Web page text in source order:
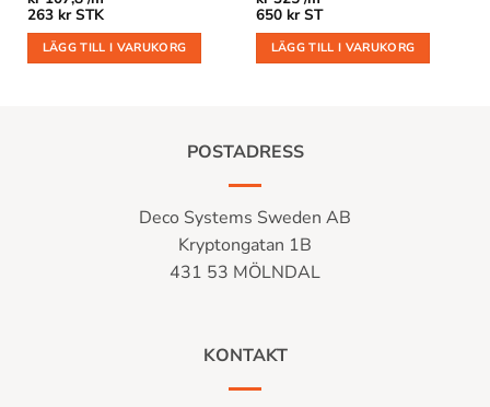
263 kr STK
LÄGG TILL I VARUKORG
650 kr ST
LÄGG TILL I VARUKORG
POSTADRESS
Deco Systems Sweden AB
Kryptongatan 1B
431 53 MÖLNDAL
KONTAKT